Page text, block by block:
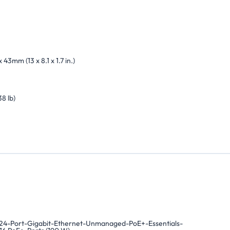
(13 x 8.1 x 1.7 in.)
lb)
Port-Gigabit-Ethernet-Unmanaged-PoE+-Essentials-